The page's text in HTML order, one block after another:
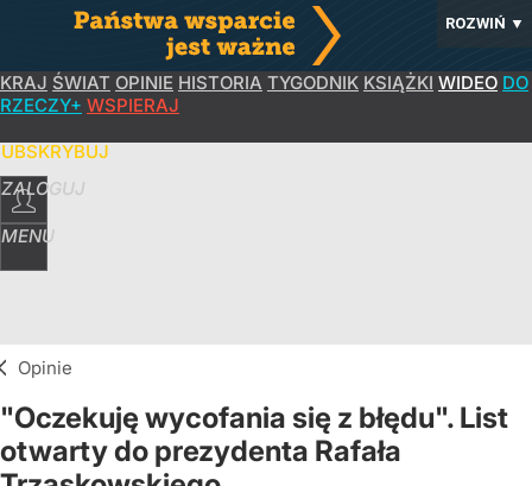
ROZWIŃ ▼
KRAJ ŚWIAT OPINIE HISTORIA TYGODNIK KSIĄŻKI WIDEO DO
RZECZY+ WSPIERAJ
ZALOGUJ
MENU
Opinie
"Oczekuję wycofania się z błędu". List
otwarty do prezydenta Rafała